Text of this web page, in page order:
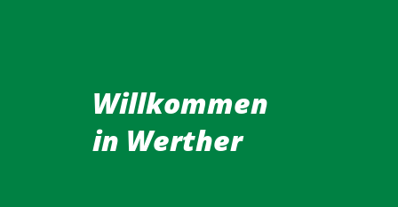
Willkommen
in Werther